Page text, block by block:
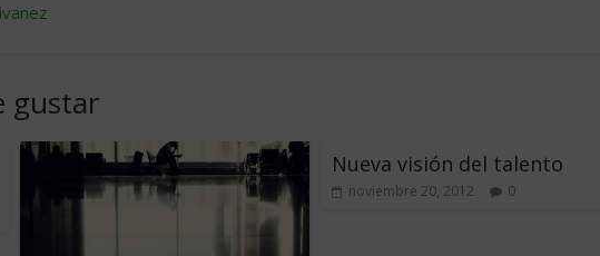
gustar
Nueva visión del talento
noviembre 20, 2012 0